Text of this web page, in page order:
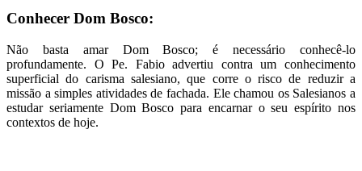
Conhecer Dom Bosco:
Não basta amar Dom Bosco; é necessário conhecê-lo
profundamente. O Pe. Fabio advertiu contra um conhecimento
superficial do carisma salesiano, que corre o risco de reduzir a
missão a simples atividades de fachada. Ele chamou os Salesianos a
estudar seriamente Dom Bosco para encarnar o seu espírito nos
contextos de hoje.